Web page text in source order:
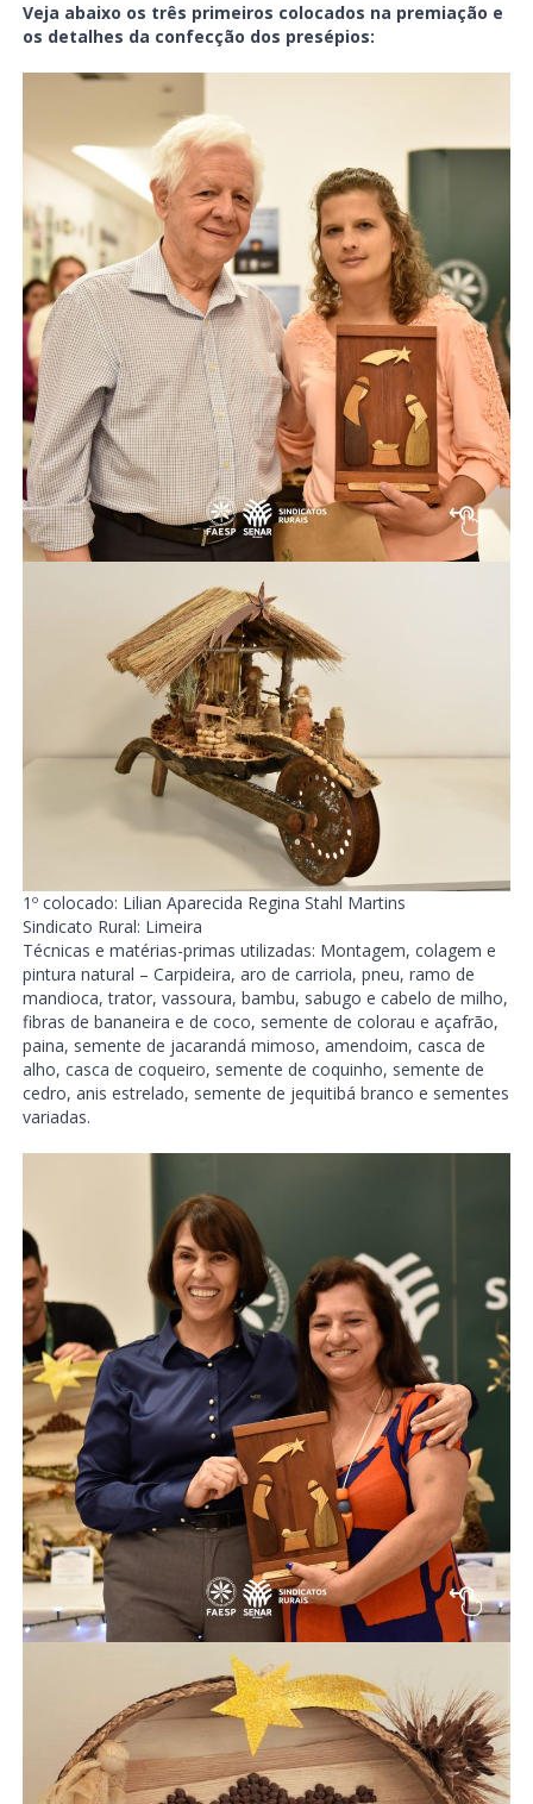
Veja abaixo os três primeiros colocados na premiação e
os detalhes da confecção dos presépios:
1º colocado: Lilian Aparecida Regina Stahl Martins
Sindicato Rural: Limeira
Técnicas e matérias-primas utilizadas: Montagem, colagem e
pintura natural – Carpideira, aro de carriola, pneu, ramo de
mandioca, trator, vassoura, bambu, sabugo e cabelo de milho,
fibras de bananeira e de coco, semente de colorau e açafrão,
paina, semente de jacarandá mimoso, amendoim, casca de
alho, casca de coqueiro, semente de coquinho, semente de
cedro, anis estrelado, semente de jequitibá branco e sementes
variadas.